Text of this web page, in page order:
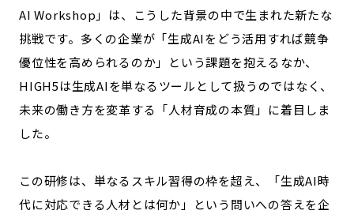
AI Workshop」は、こうした背景の中で生まれた新たな
挑戦です。多くの企業が「生成AIをどう活用すれば競争
優位性を高められるのか」という課題を抱えるなか、
HIGH5は生成AIを単なるツールとして扱うのではなく、
未来の働き方を変革する「人材育成の本質」に着目しま
した。
この研修は、単なるスキル習得の枠を超え、「生成AI時
代に対応できる人材とは何か」という問いへの答えを企